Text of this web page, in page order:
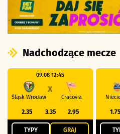
Nadchodzące mecze
09.08 12:45
Śląsk Wrocław
X
Cracovia
2.35 3.35 2.95
TYPY GRAJ
1.75